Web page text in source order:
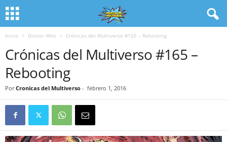
Inicio Doctor Who Crónicas del Multiverso #165 – Rebooting
Crónicas del Multiverso #165 –
Rebooting
Por Cronicas del Multiverso - febrero 1, 2016